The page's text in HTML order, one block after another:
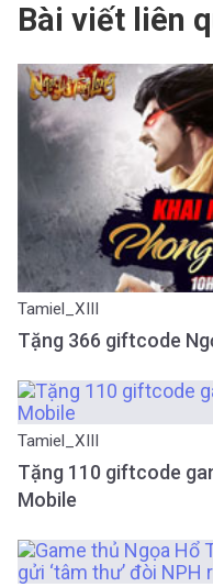
Bài viết liên
Tamiel_XIII
Tặng 366 giftcode
Tamiel_XIII
Tặng 110 giftcode
Mobile